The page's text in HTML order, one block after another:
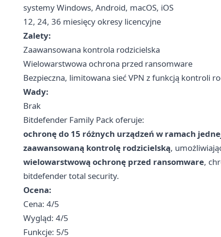
systemy Windows, Android, macOS, iOS
12, 24, 36 miesięcy okresy licencyjne
Zalety:
Zaawansowana kontrola rodzicielska
Wielowarstwowa ochrona przed ransomware
Bezpieczna, limitowana sieć VPN z funkcją kontroli
Wady:
Brak
Bitdefender Family Pack oferuje:
ochronę do 15 różnych urządzeń w ramach
zaawansowaną kontrolę rodzicielską,
wielowarstwową ochronę przed ransomware,
bitdefender total security.
Ocena:
Cena: 4/5
Wygląd: 4/5
Funkcje: 5/5